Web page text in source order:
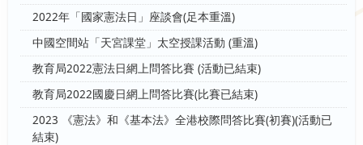
2022年「國家憲法日」座談會(足本重溫)
中國空間站「天宮課堂」太空授課活動 (重溫)
教育局2022憲法日網上問答比賽 (活動已結束)
教育局2022國慶日網上問答比賽(比賽已結束)
2023 《憲法》和《基本法》全港校際問答比賽(初賽)(活動已
結束)